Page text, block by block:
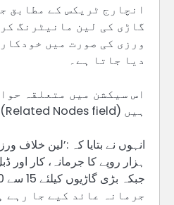
انچارج ٹریکس کے مطابق
گاڑی کی لین مانیٹرنگ
ورزی کی صورت میں خودکار
دیا جاتا ہے۔
اس سیکشن میں متعلقہ
ہیں (Related Nodes field)
جرمانہ عائد کیے جا رہے